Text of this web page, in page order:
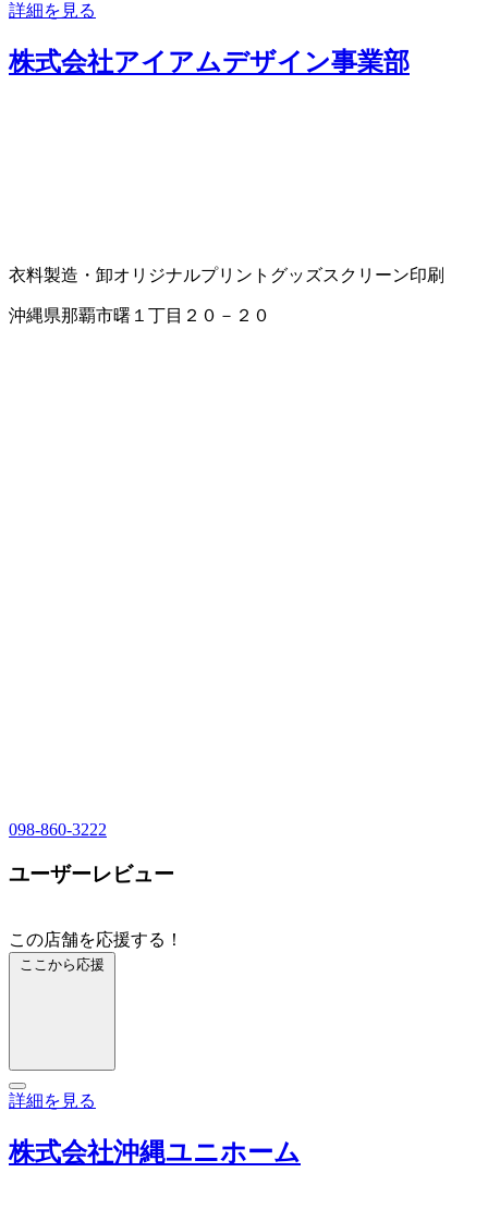
詳細を見る
株式会社アイアムデザイン事業部
衣料製造・卸オリジナルプリントグッズスクリーン印刷
沖縄県那覇市曙１丁目２０－２０
098-860-3222
ユーザーレビュー
この店舗を応援する！
ここから応援
詳細を見る
株式会社沖縄ユニホーム